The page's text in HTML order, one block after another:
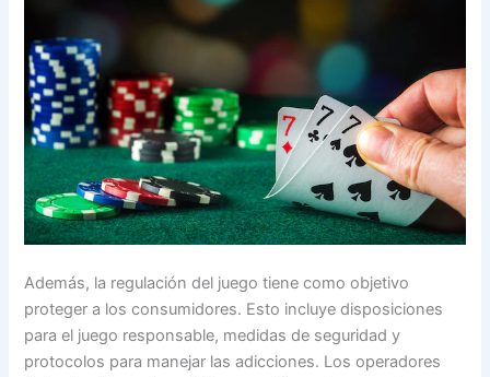
Además, la regulación del juego tiene como objetivo
proteger a los consumidores. Esto incluye disposiciones
para el juego responsable, medidas de seguridad y
protocolos para manejar las adicciones. Los operadores